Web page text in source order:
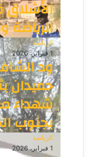
الرياضة
1 فبراير، 2026
ود
حميدان
شهداء
بجنوب
الرياضة
1 فبراير، 2026